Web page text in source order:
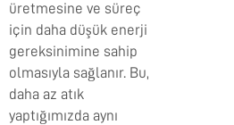
üretmesine ve süreç
için daha düşük enerji
gereksinimine sahip
olmasıyla sağlanır. Bu,
daha az atık
yaptığımızda aynı